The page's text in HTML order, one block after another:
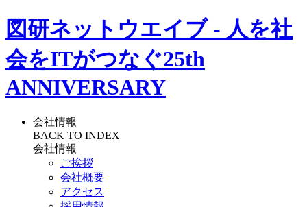
図研ネットウエイブ - 人を社
会をITがつなぐ25th
ANNIVERSARY
会社情報
BACK TO INDEX
会社情報
ご挨拶
会社概要
アクセス